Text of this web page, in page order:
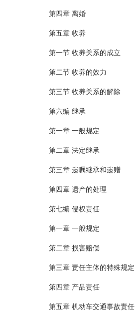
第四章 离婚
第五章 收养
第一节 收养关系的成立
第二节 收养的效力
第三节 收养关系的解除
第六编 继承
第一章 一般规定
第二章 法定继承
第三章 遗嘱继承和遗赠
第四章 遗产的处理
第七编 侵权责任
第一章 一般规定
第二章 损害赔偿
第三章 责任主体的特殊规定
第四章 产品责任
第五章 机动车交通事故责任